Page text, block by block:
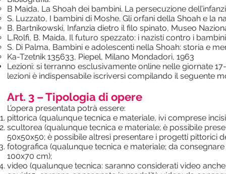
B Maida, La Shoah dei bambini. La persecuzione
S. Luzzato, I bambini di Moshe. Gli orfani della Shoah e la
B. Bartnikowski, Infanzia dietro il filo spinato, Museo
L.Rolfi, B. Maida, Il futuro spezzato: i nazisti contro i
S. Di Palma, Bambini e adolescenti nella Shoah: storia e
Ka-Tzetnik 135633, Piepel, Milano Mondadori, 1963
Lezioni: si terranno esclusivamente online nelle giornate
lezioni è indispensabile iscriversi compilando il seguente
Art. 3 – Tipologia di opere
L’opera presentata potrà essere:
pittorica (qualunque tecnica e materiale, ivi comprese
scultorea (qualunque tecnica e materiale; è possibile
50x50x50; è possibile altresì presentare i progetti pittorici
fotografica (qualunque tecnica e materiale; da
100x70 cm);
video (qualunque tecnica: saranno considerati video